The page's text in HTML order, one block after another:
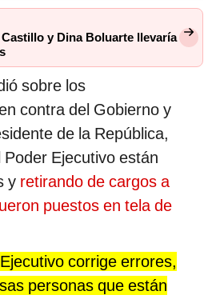
y Dina Boluarte llevaría
sobre los
contra del Gobierno y
de la República,
Poder Ejecutivo están
y retirando de cargos a
puestos en tela de
corrige errores,
personas que están